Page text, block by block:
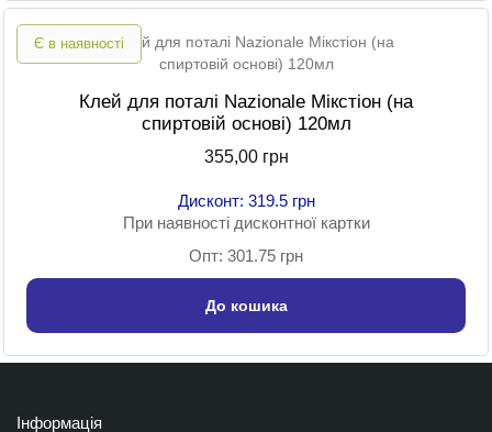
Є в наявності
Клей для поталі Nazionale Мікстіон (на
спиртовій основі) 120мл
355,00 грн
Дисконт: 319.5 грн
При наявності дисконтної картки
Опт: 301.75 грн
До кошика
Інформація